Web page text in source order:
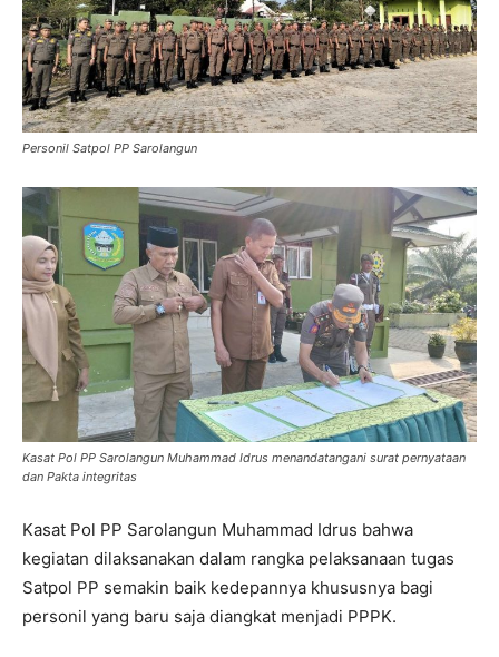
Personil Satpol PP Sarolangun
Kasat Pol PP Sarolangun Muhammad Idrus menandatangani surat pernyataan
dan Pakta integritas
Kasat Pol PP Sarolangun Muhammad Idrus bahwa
kegiatan dilaksanakan dalam rangka pelaksanaan tugas
Satpol PP semakin baik kedepannya khususnya bagi
personil yang baru saja diangkat menjadi PPPK.